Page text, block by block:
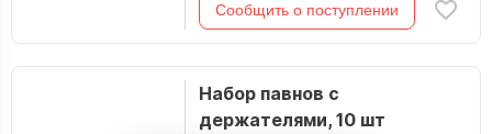
Сообщить о поступлении
Набор павнов с
держателями, 10 шт